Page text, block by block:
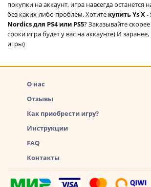
покупки на аккаунт, игра навсегда останется
без каких-либо проблем. Хотите купить Ys X
Nordics для PS4 или PS5? Заказывайте
сроки игра будет у вас на аккаунте) И
игры)
О нас
Отзывы
Как приобрести игру?
Инструкции
FAQ
Контакты